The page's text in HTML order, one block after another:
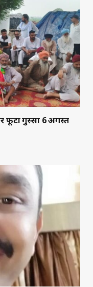
फूटा गुस्सा 6 अगस्त